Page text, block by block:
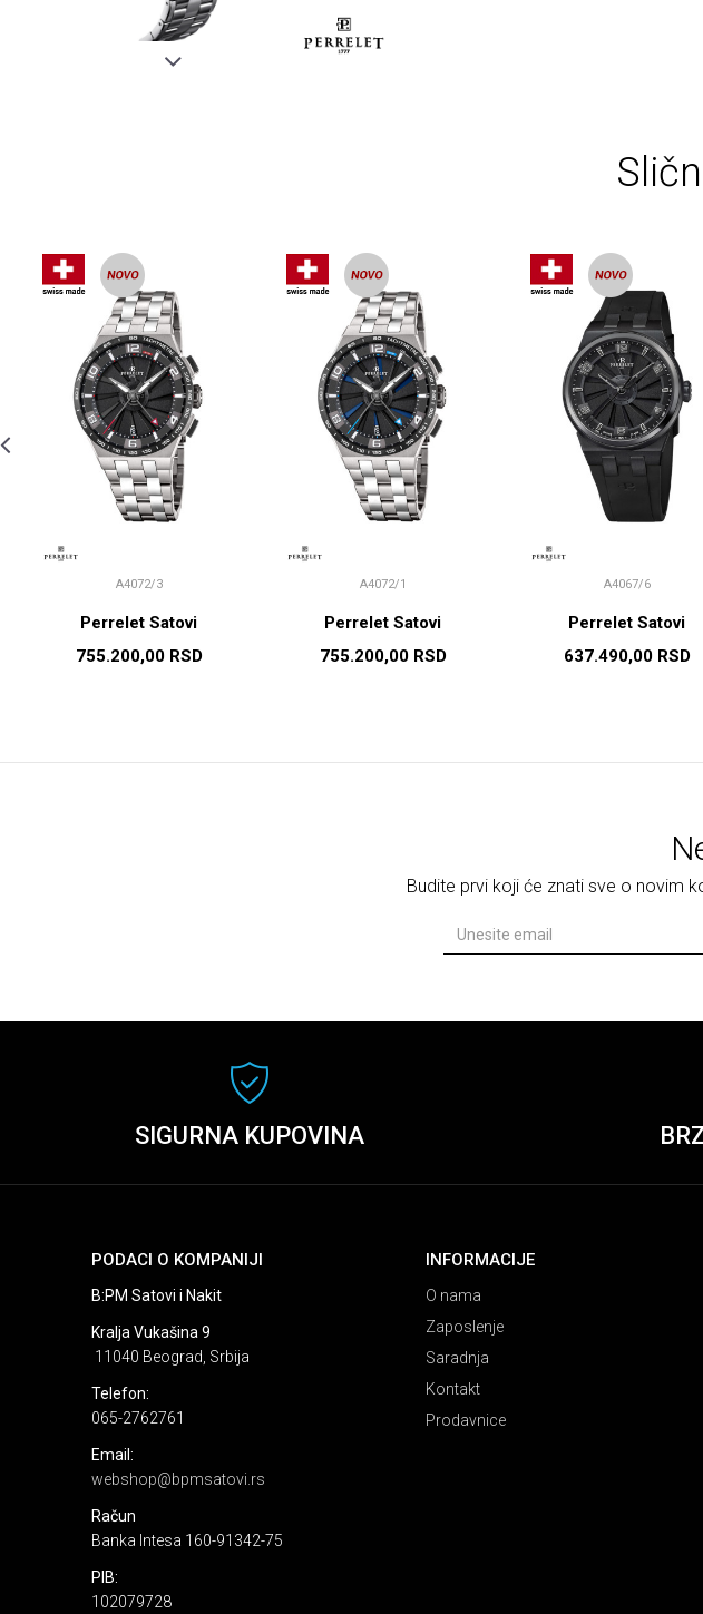
A4072/3
Perrelet Satovi
755.200,00 RSD
A4072/1
Perrelet Satovi
755.200,00 RSD
A4067/6
Perrelet Satovi
637.490,00 RSD
Budite prvi koji će znati sve o novim
SIGURNA KUPOVINA
PODACI O KOMPANIJI
B:PM Satovi i Nakit
Kralja Vukašina 9
11040 Beograd, Srbija
Telefon:
065-2762761
Email:
webshop@bpmsatovi.rs
Račun
Banka Intesa 160-91342-75
PIB:
102079728
INFORMACIJE
O nama
Zaposlenje
Saradnja
Kontakt
Prodavnice